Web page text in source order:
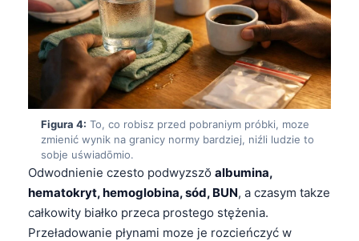
Figura 4: To, co robisz przed pobraniym próbki, moze
zmienić wynik na granicy normy bardziej, niźli ludzie to
sobje uświadōmio.
Odwodnienie czesto podwyzszŏ albumina,
hematokryt, hemoglobina, sód, BUN, a czasym takze
całkowity białko przeca prostego stężenia.
Przeładowanie płynami moze je rozcieńczyć w